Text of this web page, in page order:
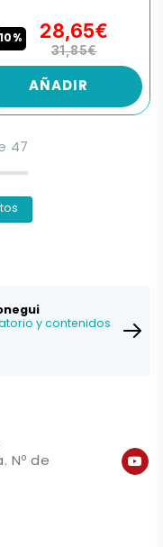
10% 28,65€
31,85€
AÑADIR
47
y contenidos
Nº de